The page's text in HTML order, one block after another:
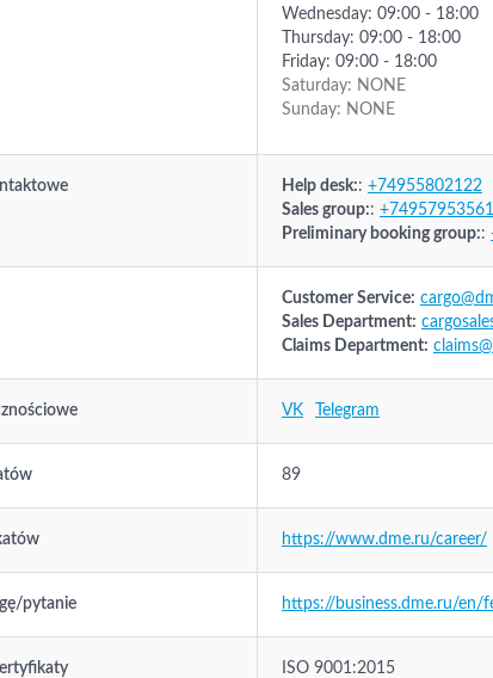
Wednesday: 09:00 - 18:00
Thursday: 09:00 - 18:00
Friday: 09:00 - 18:00
Saturday: NONE
Sunday: NONE
Help desk:: +74955802122
Sales group:: +74957953561
Preliminary booking group::
Customer Service:
Sales Department:
Claims Department:
VK Telegram
89
https://www.dme.ru/career/
pytanie https://business.dme.ru/en/
ISO 9001:2015